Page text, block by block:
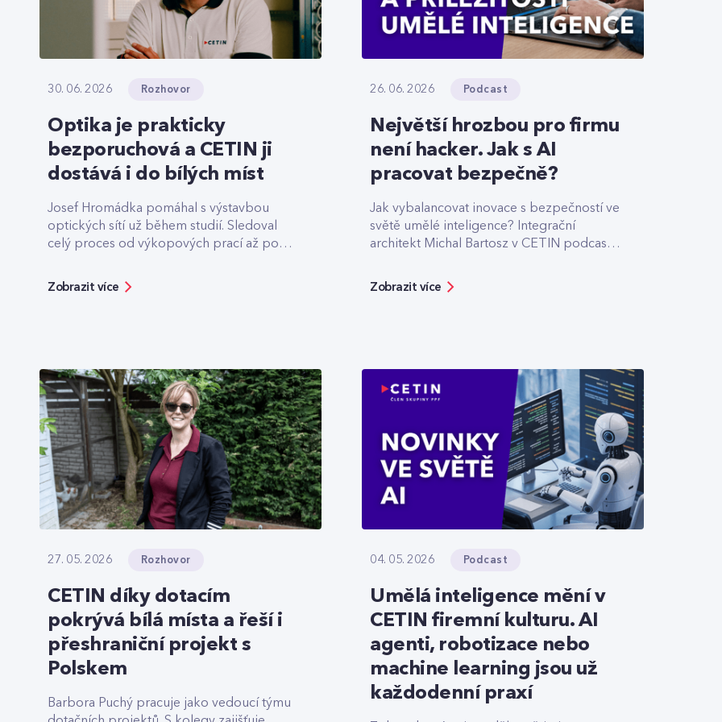
30. 06. 2026 Rozhovor
Optika je prakticky
bezporuchová a CETIN ji
dostává i do bílých míst
Josef Hromádka pomáhal s výstavbou
optických sítí už během studií. Sledoval
celý proces od výkopových prací až po
Zobrazit více
26. 06. 2026 Podcast
Největší hrozbou pro firmu
není hacker. Jak s AI
pracovat bezpečně?
Jak vybalancovat inovace s bezpečností ve
světě umělé inteligence? Integrační
architekt Michal Bartosz v CETIN podcastu
Varuje před riziky podcenění bezpečnosti,
Zobrazit více
27. 05. 2026 Rozhovor
CETIN díky dotacím
pokrývá bílá místa a řeší i
přeshraniční projekt s
Polskem
Barbora Puchý pracuje jako vedoucí týmu
04. 05. 2026 Podcast
Umělá inteligence mění v
CETIN firemní kulturu. AI
agenti, robotizace nebo
machine learning jsou už
každodenní praxí